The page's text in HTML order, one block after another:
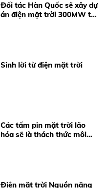
Đối tác Hàn Quốc sẽ xây dự
án điện mặt trời 300MW tại
Sinh lời từ điện mặt trời
Các tấm pin mặt trời lão
hóa sẽ là thách thức môi
Điện mặt trời Nguồn năng